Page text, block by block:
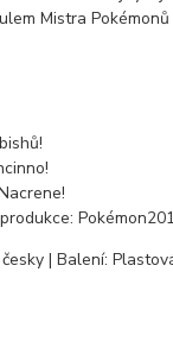
Mistra
| Balení: